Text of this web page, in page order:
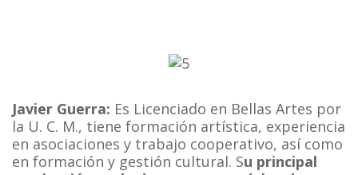
Javier Guerra: Es Licenciado en Bellas Artes por
la U. C. M., tiene formación artística, experiencia
en asociaciones y trabajo cooperativo, así como
en formación y gestión cultural. Su principal